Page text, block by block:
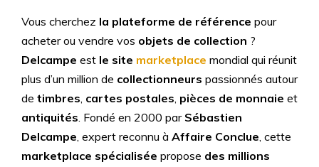
Vous cherchez la plateforme de référence pour
acheter ou vendre vos objets de collection ?
Delcampe est le site marketplace mondial qui réunit
plus d’un million de collectionneurs passionnés autour
de timbres, cartes postales, pièces de monnaie et
antiquités. Fondé en 2000 par Sébastien
Delcampe, expert reconnu à Affaire Conclue, cette
marketplace spécialisée propose des millions